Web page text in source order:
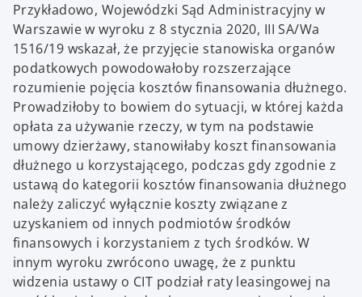
Przykładowo, Wojewódzki Sąd Administracyjny w
Warszawie w wyroku z 8 stycznia 2020, III SA/Wa
1516/19 wskazał, że przyjęcie stanowiska organów
podatkowych powodowałoby rozszerzające
rozumienie pojęcia kosztów finansowania dłużnego.
Prowadziłoby to bowiem do sytuacji, w której każda
opłata za używanie rzeczy, w tym na podstawie
umowy dzierżawy, stanowiłaby koszt finansowania
dłużnego u korzystającego, podczas gdy zgodnie z
ustawą do kategorii kosztów finansowania dłużnego
należy zaliczyć wyłącznie koszty związane z
uzyskaniem od innych podmiotów środków
finansowych i korzystaniem z tych środków. W
innym wyroku zwrócono uwagę, że z punktu
widzenia ustawy o CIT podział raty leasingowej na